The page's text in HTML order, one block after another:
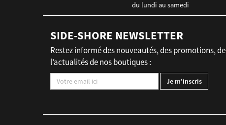
du lundi au samedi
SIDE-SHORE NEWSLETTER
Restez informé des nouveautés, des promotions, de
l’actualités de nos boutiques :